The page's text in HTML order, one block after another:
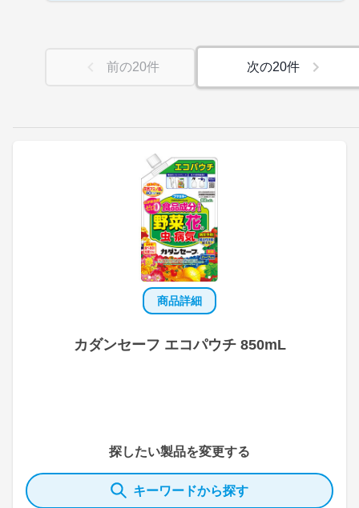
商品詳細
カダンセーフ エコパウチ 850mL
探したい製品を変更する
キーワードから探す
前の20件 次の20件